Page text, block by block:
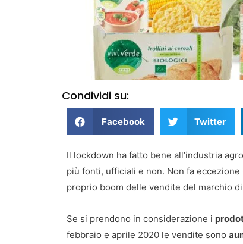
Condividi su:
Facebook Twitter
Il lockdown ha fatto bene all’industria
più fonti, ufficiali e non. Non fa
proprio boom delle vendite del marchio
Se si prendono in considerazione i
febbraio e aprile 2020 le vendite sono